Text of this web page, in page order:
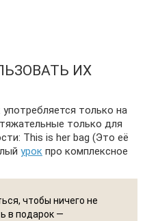
ИХ
только на
только для
This is her bag (Это её
урок про комплексное
чтобы ничего не
в подарок —